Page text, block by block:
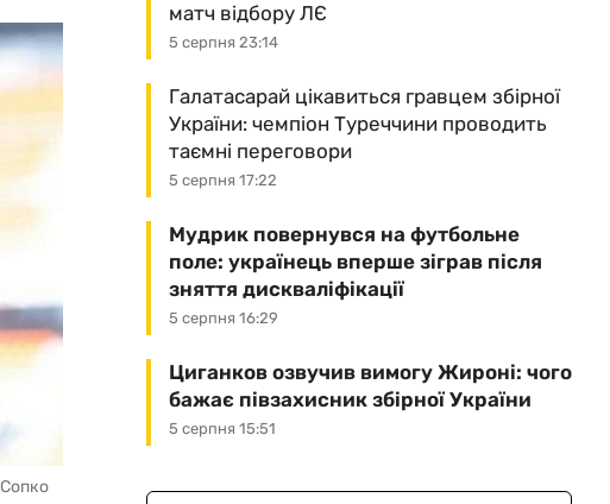
Сопко
5 серпня 23:14
матч відбору ЛЄ
5 серпня 17:22
Галатасарай цікавиться гравцем збірної
України: чемпіон Туреччини проводить
таємні переговори
5 серпня 16:29
Мудрик повернувся на футбольне
поле: українець вперше зіграв після
зняття дискваліфікації
5 серпня 15:51
Циганков озвучив вимогу Жироні: чого
бажає півзахисник збірної України